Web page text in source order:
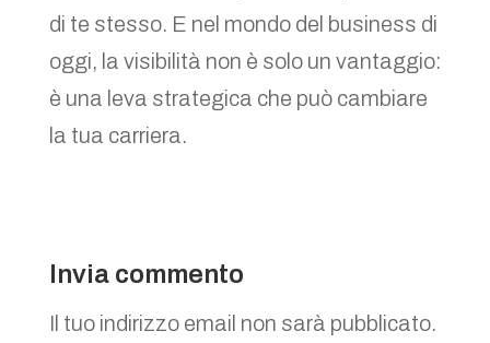
di te stesso. E nel mondo del business di
oggi, la visibilità non è solo un vantaggio:
è una leva strategica che può cambiare
la tua carriera.
Invia commento
Il tuo indirizzo email non sarà pubblicato.